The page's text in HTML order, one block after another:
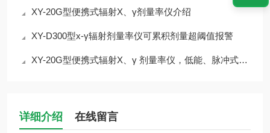
XY-20G型便携式辐射X、γ剂量率仪介绍
XY-D300型х-γ辐射剂量率仪可累积剂量超阈值报警
XY-20G型便携式辐射X、γ 剂量率仪，低能、脉冲式，检测精准
详细介绍 在线留言